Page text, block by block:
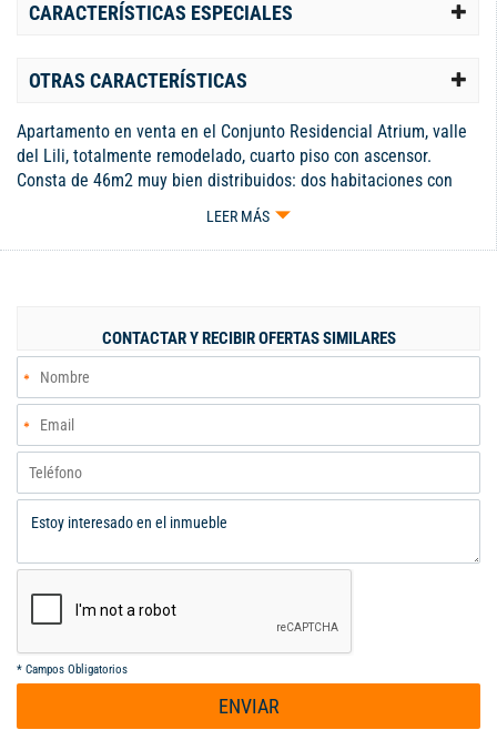
CARACTERÍSTICAS ESPECIALES
OTRAS CARACTERÍSTICAS
Apartamento en venta en el Conjunto Residencial Atrium, valle
del Lili, totalmente remodelado, cuarto piso con ascensor.
Consta de 46m2 muy bien distribuidos: dos habitaciones con
closet, baño social, sala comedor amplia, cocina integral tipo
deposito en sótano propios. El conjunto te ofrece seguridad
transporte integrado MIO
LEER MÁS
CONTACTAR Y RECIBIR OFERTAS SIMILARES
* Campos Obligatorios
ENVIAR